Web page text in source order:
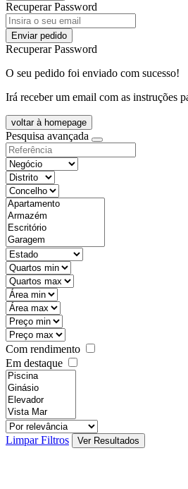
Recuperar Password
Enviar pedido
Recuperar Password
O seu pedido foi enviado com sucesso!
Irá receber um email com as instruções
voltar à homepage
Pesquisa avançada
Com rendimento
Em destaque
Limpar Filtros Ver Resultados